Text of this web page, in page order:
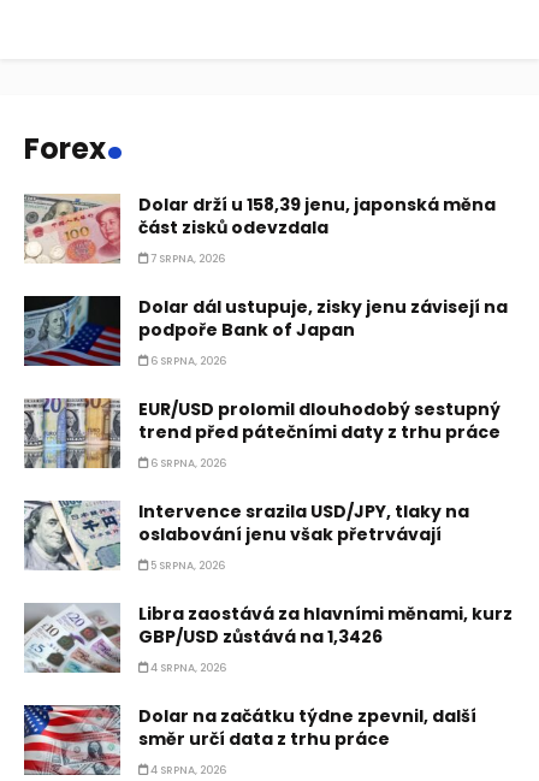
Forex.
Dolar drží u 158,39 jenu, japonská měna
část zisků odevzdala
7 SRPNA, 2026
Dolar dál ustupuje, zisky jenu závisejí na
podpoře Bank of Japan
6 SRPNA, 2026
EUR/USD prolomil dlouhodobý sestupný
trend před pátečními daty z trhu práce
6 SRPNA, 2026
Intervence srazila USD/JPY, tlaky na
oslabování jenu však přetrvávají
5 SRPNA, 2026
Libra zaostává za hlavními měnami, kurz
GBP/USD zůstává na 1,3426
4 SRPNA, 2026
Dolar na začátku týdne zpevnil, další
směr určí data z trhu práce
4 SRPNA, 2026